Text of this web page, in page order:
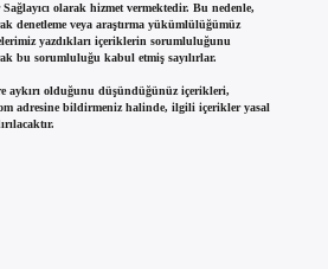
olarak hizmet vermektedir. Bu nedenle,
denetleme veya araştırma yükümlülüğümüz
yazdıkları içeriklerin sorumluluğunu
bu sorumluluğu kabul etmiş sayılırlar.
aykırı olduğunu düşündüğünüz içerikleri,
adresine bildirmeniz halinde, ilgili içerikler yasal